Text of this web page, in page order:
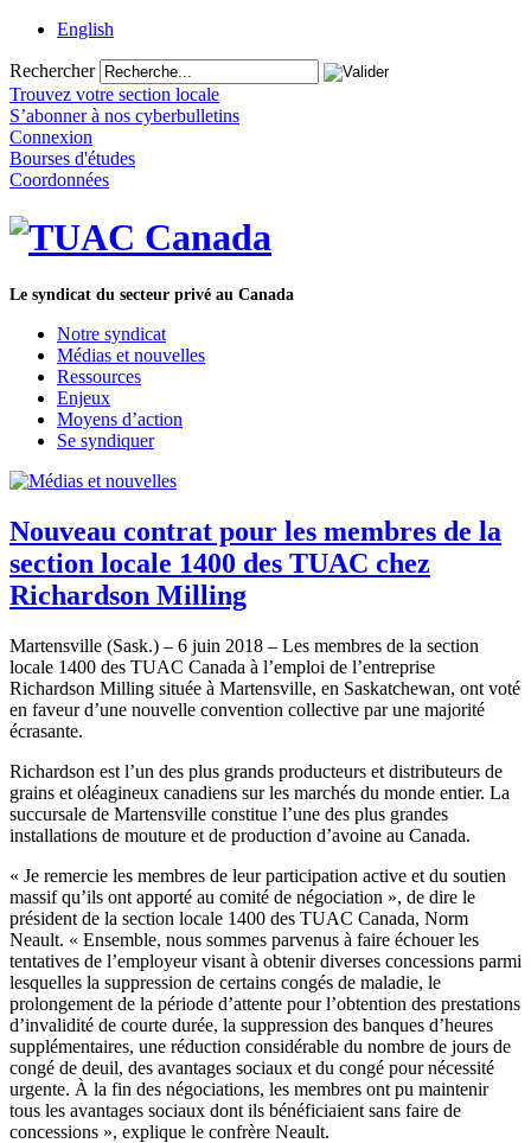
English
Rechercher
Trouvez votre section locale
S’abonner à nos cyberbulletins
Connexion
Bourses d'études
Coordonnées
Le syndicat du secteur privé au Canada
Notre syndicat
Médias et nouvelles
Ressources
Enjeux
Moyens d’action
Se syndiquer
Nouveau contrat pour les membres de la
section locale 1400 des TUAC chez
Richardson Milling
Martensville (Sask.) – 6 juin 2018 – Les membres de la section
locale 1400 des TUAC Canada à l’emploi de l’entreprise
Richardson Milling située à Martensville, en Saskatchewan, ont voté
en faveur d’une nouvelle convention collective par une majorité
écrasante.
Richardson est l’un des plus grands producteurs et distributeurs de
grains et oléagineux canadiens sur les marchés du monde entier. La
succursale de Martensville constitue l’une des plus grandes
installations de mouture et de production d’avoine au Canada.
« Je remercie les membres de leur participation active et du soutien
massif qu’ils ont apporté au comité de négociation », de dire le
président de la section locale 1400 des TUAC Canada, Norm
Neault. « Ensemble, nous sommes parvenus à faire échouer les
tentatives de l’employeur visant à obtenir diverses concessions parmi
lesquelles la suppression de certains congés de maladie, le
prolongement de la période d’attente pour l’obtention des prestations
d’invalidité de courte durée, la suppression des banques d’heures
supplémentaires, une réduction considérable du nombre de jours de
congé de deuil, des avantages sociaux et du congé pour nécessité
urgente. À la fin des négociations, les membres ont pu maintenir
tous les avantages sociaux dont ils bénéficiaient sans faire de
concessions », explique le confrère Neault.